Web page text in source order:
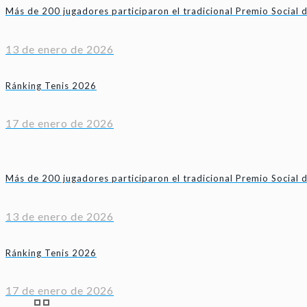
Más de 200 jugadores participaron el tradicional Premio Social
13 de enero de 2026
Ránking Tenis 2026
17 de enero de 2026
Más de 200 jugadores participaron el tradicional Premio Social
13 de enero de 2026
Ránking Tenis 2026
17 de enero de 2026